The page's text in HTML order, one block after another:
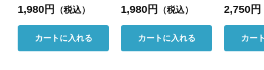
1,980円 （税込）
カートに入れる
1,980円 （税込）
カートに入れる
2,750円
カー